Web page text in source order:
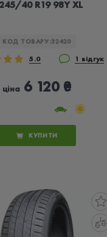
40 R19 98Y XL
КОД ТОВАРУ:32420
5.0 1 відгук
ціна 6 120 ₴
КУПИТИ